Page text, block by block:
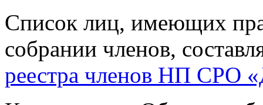
Список лиц, имеющих
собрании членов,
реестра членов НП СРО